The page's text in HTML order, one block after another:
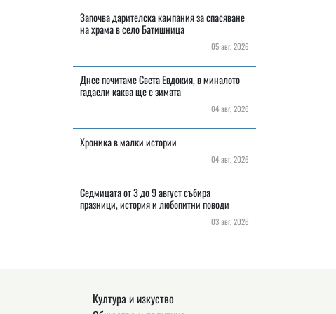
Започва дарителска кампания за спасяване
на храма в село Батишница
05 авг, 2026
Днес почитаме Света Евдокия, в миналото
гадаели каква ще е зимата
04 авг, 2026
Хроника в малки истории
04 авг, 2026
Седмицата от 3 до 9 август събира
празници, история и любопитни поводи
03 авг, 2026
Култура и изкуство